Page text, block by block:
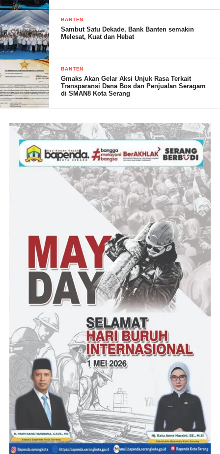
BANTEN
Sambut Satu Dekade, Bank Banten semakin
Melesat, Kuat dan Hebat
BANTEN
Gmaks Akan Gelar Aksi Unjuk Rasa Terkait
Transparansi Dana Bos dan Penjualan Seragam
di SMAN8 Kota Serang